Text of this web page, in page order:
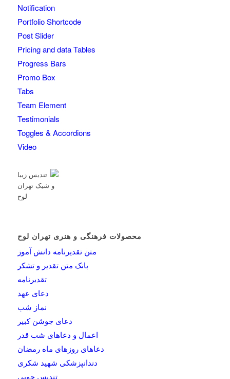
Notification
Portfolio Shortcode
Post Slider
Pricing and data Tables
Progress Bars
Promo Box
Tabs
Team Element
Testimonials
Toggles & Accordions
Video
محصولات فرهنگی و هنری تهران لوح
متن تقدیرنامه دانش آموز
بانک متن تقدیر و تشکر
تقدیرنامه
دعای عهد
نماز شب
دعای جوشن کبیر
اعمال و دعاهای شب قدر
دعاهای روزهای ماه رمضان
دندانپزشکی شهید شکری
تندیس چوبی